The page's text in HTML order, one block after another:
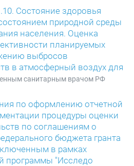
Состояние здоровья
природной среды
населения. Оценка
планируемых
выбросов
в атмосферный воздух для
санитарным врачом РФ
по оформлению отчетной
процедуры оценки
по соглашениям о
бюджета гранта
в рамках
программы "Исследо